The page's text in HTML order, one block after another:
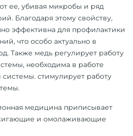
ее, убивая микробы и ряд
Благодаря этому свойству,
эффективна для профилактики
что особо актуально в
Также медь регулирует работу
необходима в работе
стимулирует работу
медицина приписывает
и омолаживающие